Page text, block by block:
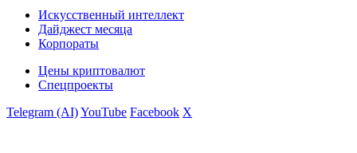
Искусственный интеллект
Дайджест месяца
Корпораты
Цены криптовалют
Спецпроекты
Telegram (AI)YouTube Facebook X